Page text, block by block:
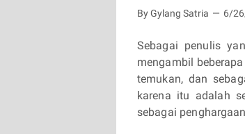
By Gylang Satria 6/
Sebagai penulis
mengambil
temukan, dan
karena itu adalah
sebagai